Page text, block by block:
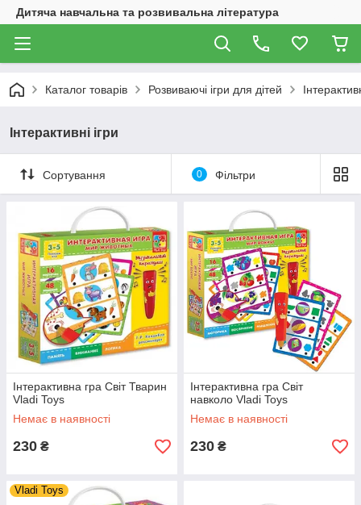
Дитяча навчальна та розвивальна література
Каталог товарів Розвиваючі ігри для дітей
Інтерактивні ігри
Сортування 0 Фільтри
Інтерактивна гра Світ Тварин
Vladi Toys
Немає в наявності
230 ₴
Інтерактивна гра Світ
навколо Vladi Toys
Немає в наявності
230 ₴
Vladi Toys